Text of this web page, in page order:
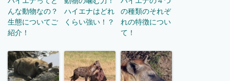
んな動物なの？
生態についてご
紹介！
ハイエナはどれ
くらい強い！？
の種類のそれぞ
れの特徴につい
て！